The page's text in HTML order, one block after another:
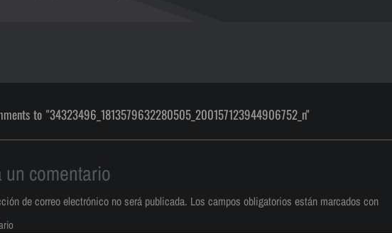
to "34323496_1813579632280505_200157123944906752_n"
un comentario
de correo electrónico no será publicada. Los campos obligatorios están marcados con